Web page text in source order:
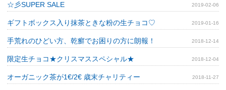
☆彡SUPER SALE 2019-02-06
ギフトボックス入り抹茶ときな粉の生チョコ♡ 2019-01-16
手荒れのひどい方、乾癬でお困りの方に朗報！ 2018-12-14
限定生チョコ★クリスマススペシャル★ 2018-12-04
オーガニック茶が1€/2€ 歳末チャリティー 2018-11-27